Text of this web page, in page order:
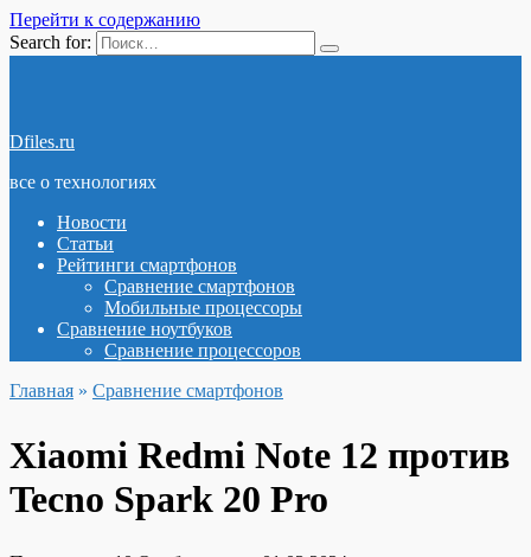
Перейти к содержанию
Search for:
Dfiles.ru
все о технологиях
Новости
Статьи
Рейтинги смартфонов
Сравнение смартфонов
Мобильные процессоры
Сравнение ноутбуков
Сравнение процессоров
Главная » Сравнение смартфонов
Xiaomi Redmi Note 12 против
Tecno Spark 20 Pro